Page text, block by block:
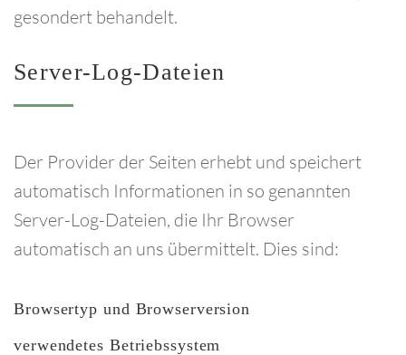
gesondert behandelt.
Server-Log-Dateien
Der Provider der Seiten erhebt und speichert
automatisch Informationen in so genannten
Server-Log-Dateien, die Ihr Browser
automatisch an uns übermittelt. Dies sind:
Browsertyp und Browserversion
verwendetes Betriebssystem